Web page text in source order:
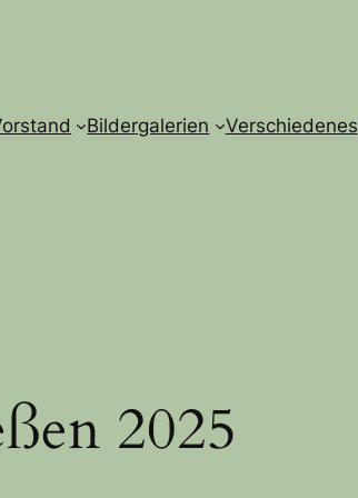
Bildergalerien Verschiedenes
2025